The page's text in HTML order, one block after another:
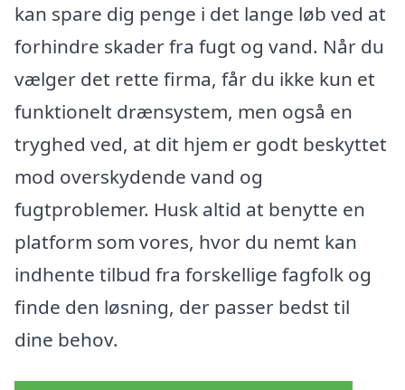
kan spare dig penge i det lange løb ved at
forhindre skader fra fugt og vand. Når du
vælger det rette firma, får du ikke kun et
funktionelt drænsystem, men også en
tryghed ved, at dit hjem er godt beskyttet
mod overskydende vand og
fugtproblemer. Husk altid at benytte en
platform som vores, hvor du nemt kan
indhente tilbud fra forskellige fagfolk og
finde den løsning, der passer bedst til
dine behov.